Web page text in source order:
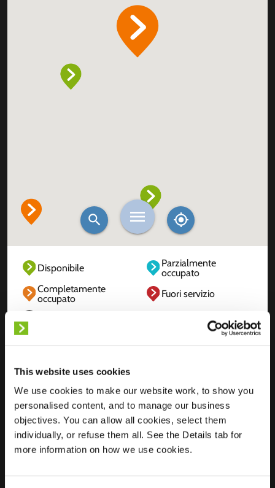
This website uses cookies
We use cookies to make our website work, to show you
personalised content, and to manage our business
objectives. You can allow all cookies, select them
individually, or refuse them all. See the Details tab for
more information on how we use cookies.
Disponibile
Parzialmente
occupato
Completamente
occupato
Fuori servizio
Posizione
Beekstraat 25
7523 XJ Enschede
Paesi Bassi
Regular Charging